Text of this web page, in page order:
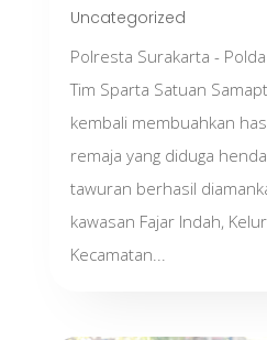
Uncategorized
Polresta Surakarta -
Tim Sparta Satuan
kembali membuahkan
remaja yang diduga
tawuran berhasil
kawasan Fajar Indah,
Kecamatan...